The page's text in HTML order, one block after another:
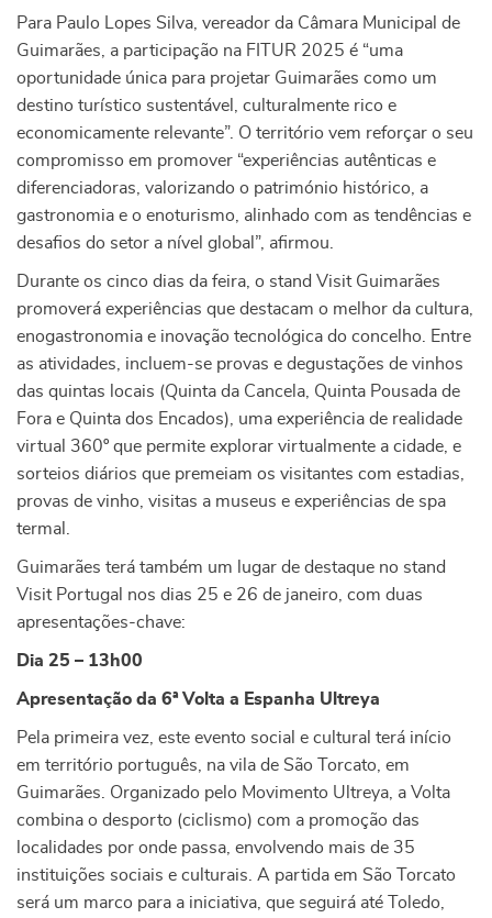
Para Paulo Lopes Silva, vereador da Câmara Municipal de
Guimarães, a participação na FITUR 2025 é “uma
oportunidade única para projetar Guimarães como um
destino turístico sustentável, culturalmente rico e
economicamente relevante”. O território vem reforçar o seu
compromisso em promover “experiências autênticas e
diferenciadoras, valorizando o património histórico, a
gastronomia e o enoturismo, alinhado com as tendências e
desafios do setor a nível global”, afirmou.
Durante os cinco dias da feira, o stand Visit Guimarães
promoverá experiências que destacam o melhor da cultura,
enogastronomia e inovação tecnológica do concelho. Entre
as atividades, incluem-se provas e degustações de vinhos
das quintas locais (Quinta da Cancela, Quinta Pousada de
Fora e Quinta dos Encados), uma experiência de realidade
virtual 360º que permite explorar virtualmente a cidade, e
sorteios diários que premeiam os visitantes com estadias,
provas de vinho, visitas a museus e experiências de spa
termal.
Guimarães terá também um lugar de destaque no stand
Visit Portugal nos dias 25 e 26 de janeiro, com duas
apresentações-chave:
Dia 25 – 13h00
Apresentação da 6ª Volta a Espanha Ultreya
Pela primeira vez, este evento social e cultural terá início
em território português, na vila de São Torcato, em
Guimarães. Organizado pelo Movimento Ultreya, a Volta
combina o desporto (ciclismo) com a promoção das
localidades por onde passa, envolvendo mais de 35
instituições sociais e culturais. A partida em São Torcato
será um marco para a iniciativa, que seguirá até Toledo,